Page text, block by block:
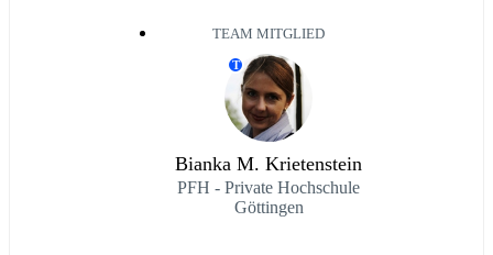
TEAM MITGLIED
T
Bianka M. Krietenstein
PFH - Private Hochschule
Göttingen